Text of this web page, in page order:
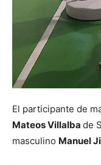
El participante de
Mateos Villalba de
masculino Manuel